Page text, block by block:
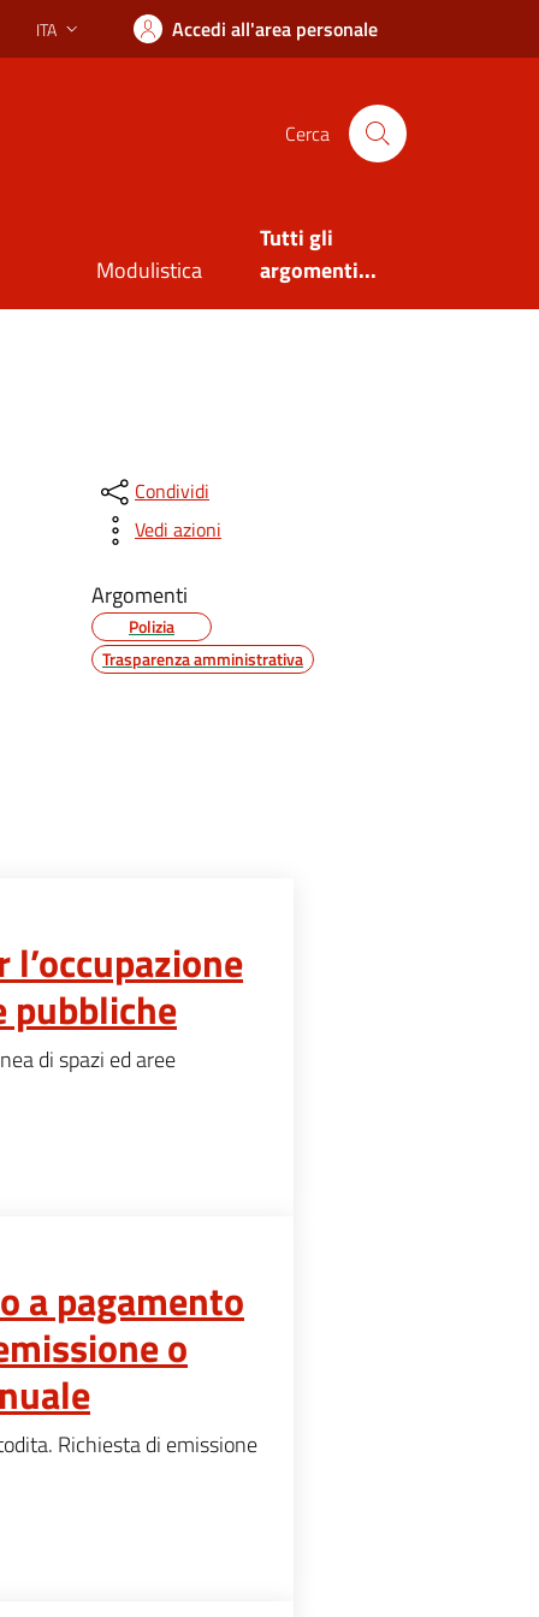
Lingua attiva:
ITA Accedi all'area personale
Cerca
Modulistica
Tutti gli
argomenti...
Condividi
Vedi azioni
Argomenti
Polizia
Trasparenza amministrativa
pubbliche
di spazi ed aree
a pagamento
o
Richiesta di emissione